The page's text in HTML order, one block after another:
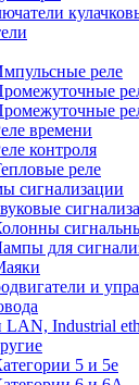
реле
времени
контроля
реле
сигнализации
для
и
LAN, Industrial
5 и 5е